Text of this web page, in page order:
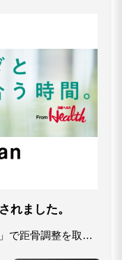
れました。
幅広年齢層に人気の「日経xwoman」で距骨調整を取り上げていただきました。 ３回に分けてのセルフケアの内容も入った充実した内容です。 今年もたくさん頑張ってくれた足に「ありがとう」を 込めて記事を読みながら距骨ケアをしていきましょう。 ・足首の「距骨」がゆがむと、ふくらはぎがむくみやすい【1】 https://woman.nikkei.com/atcl/column/21/20210412/120400167/ ・足首の「距骨」のゆがみには2タイプ 腰痛にも影響【2】 https://woman.nikkei.com/atcl/column/21/20210412/120400168/ ・足首の「距骨」ゆがみタイプ別ストレッチで、姿勢が整う【3】 https://woman.nikkei.com/atcl/column/21/20210412/120400169/